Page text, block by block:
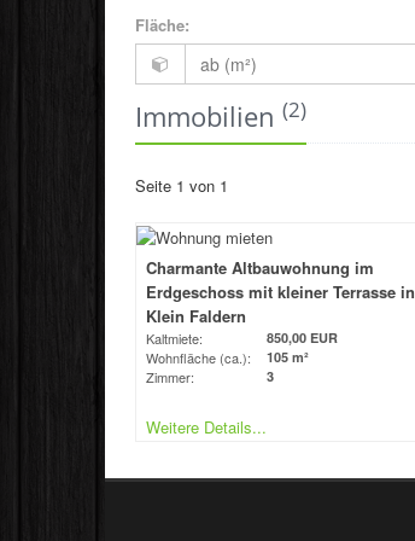
Fläche:
Immobilien (2)
Seite 1 von 1
Charmante Altbauwohnung im
Erdgeschoss mit kleiner Terrasse in
Klein Faldern
Kaltmiete: 850,00 EUR
Wohnfläche (ca.): 105 m²
Zimmer: 3
Weitere Details...